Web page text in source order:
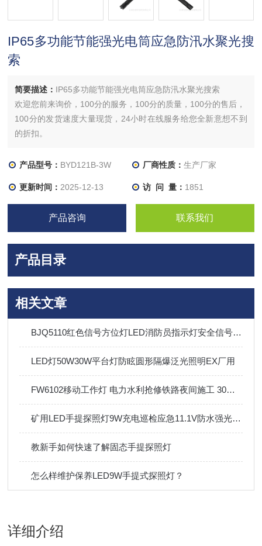
IP65多功能节能强光电筒应急防汛水聚光搜
索
简要描述： IP65多功能节能强光电筒应急防汛水聚光搜索
欢迎您前来询价，100分的服务，100分的质量，100分的售后，
100分的发货速度大量现货，24小时在线服务给您全新意想不到
的折扣。
产品型号： BYD121B-3W 厂商性质： 生产厂家
更新时间： 2025-12-13 访 问 量： 1851
产品咨询 联系我们
产品目录
相关文章
BJQ5110红色信号方位灯LED消防员指示灯安全信号灯磁吸信号灯
LED灯50W30W平台灯防眩圆形隔爆泛光照明EX厂用
FW6102移动工作灯 电力水利抢修铁路夜间施工 30W聚光款
矿用LED手提探照灯9W充电巡检应急11.1V防水强光手电筒
教新手如何快速了解固态手提探照灯
怎么样维护保养LED9W手提式探照灯？
详细介绍